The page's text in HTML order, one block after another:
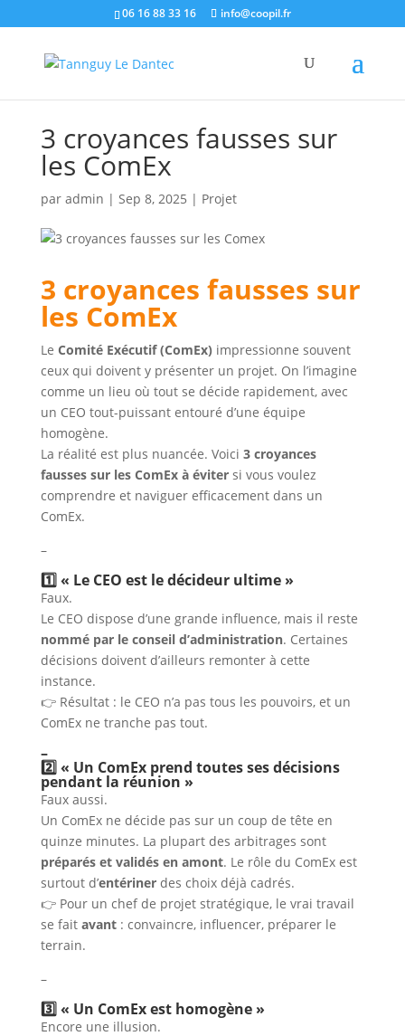
06 16 88 33 16 info@coopil.fr
3 croyances fausses sur
les ComEx
par admin | Sep 8, 2025 | Projet
3 croyances fausses sur
les ComEx
Le Comité Exécutif (ComEx) impressionne souvent
ceux qui doivent y présenter un projet. On l’imagine
comme un lieu où tout se décide rapidement, avec
un CEO tout-puissant entouré d’une équipe
homogène.
La réalité est plus nuancée. Voici 3 croyances
fausses sur les ComEx à évitersi vous voulez
comprendre et naviguer efficacement dans un
ComEx.
–
1️⃣ « Le CEO est le décideur ultime »
Faux.
Le CEO dispose d’une grande influence, mais il reste
nommé par le conseil d’administration. Certaines
décisions doivent d’ailleurs remonter à cette
instance.
👉 Résultat : le CEO n’a pas tous les pouvoirs, et un
ComEx ne tranche pas tout.
–
2️⃣ « Un ComEx prend toutes ses décisions
pendant la réunion »
Faux aussi.
Un ComEx ne décide pas sur un coup de tête en
quinze minutes. La plupart des arbitrages sont
préparés et validés en amont. Le rôle du ComEx est
surtout d’entérinerdes choix déjà cadrés.
👉 Pour un chef de projet stratégique, le vrai travail
se fait avant: convaincre, influencer, préparer le
terrain.
–
3️⃣ « Un ComEx est homogène »
Encore une illusion.